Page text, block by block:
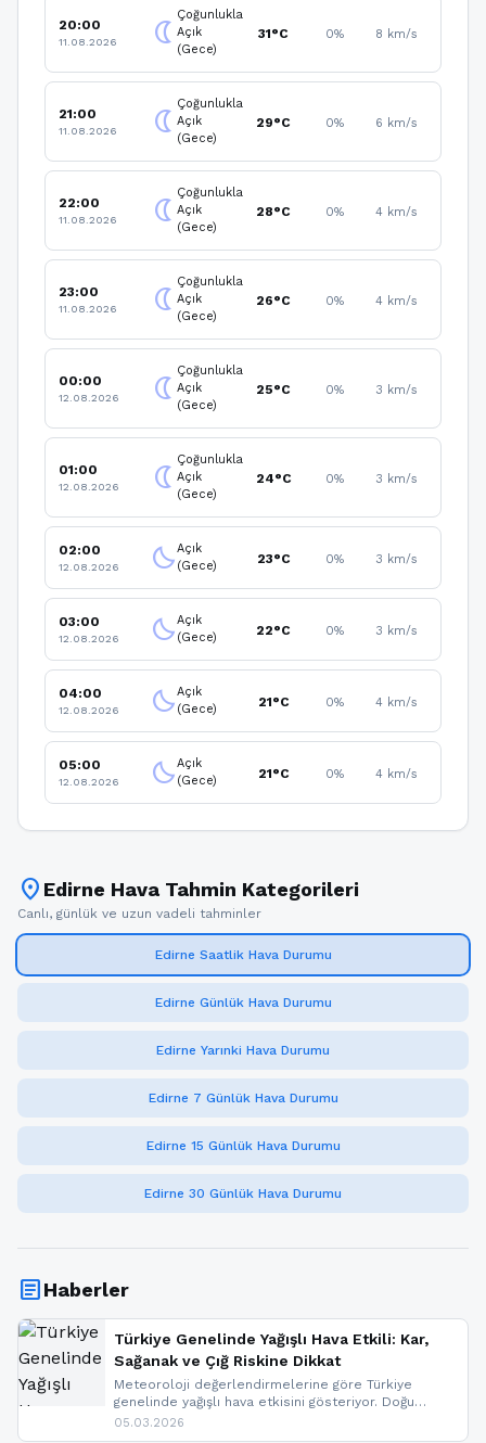
20:00
11.08.2026 nightlight
Çoğunlukla
Açık
(Gece)
31°C 0% 8 km/s
21:00
11.08.2026 nightlight
Çoğunlukla
Açık
(Gece)
29°C 0% 6 km/s
22:00
11.08.2026 nightlight
Çoğunlukla
Açık
(Gece)
28°C 0% 4 km/s
23:00
11.08.2026 nightlight
Çoğunlukla
Açık
(Gece)
26°C 0% 4 km/s
00:00
12.08.2026 nightlight
Çoğunlukla
Açık
(Gece)
25°C 0% 3 km/s
01:00
12.08.2026 nightlight
Çoğunlukla
Açık
(Gece)
24°C 0% 3 km/s
02:00
12.08.2026 clear_nightAçık
(Gece)
23°C 0% 3 km/s
03:00
12.08.2026 clear_nightAçık
(Gece)
22°C 0% 3 km/s
04:00
12.08.2026 clear_nightAçık
(Gece)
21°C 0% 4 km/s
05:00
12.08.2026 clear_nightAçık
(Gece)
21°C 0% 4 km/s
location_on Edirne Hava Tahmin Kategorileri
Canlı, günlük ve uzun vadeli tahminler
Edirne Saatlik Hava Durumu
Edirne Günlük Hava Durumu
Edirne Yarınki Hava Durumu
Edirne 7 Günlük Hava Durumu
Edirne 15 Günlük Hava Durumu
Edirne 30 Günlük Hava Durumu
articleHaberler
Türkiye Genelinde Yağışlı Hava Etkili: Kar,
Sağanak ve Çığ Riskine Dikkat
Meteoroloji değerlendirmelerine göre Türkiye
genelinde yağışlı hava etkisini gösteriyor. Doğu
bölgelerinde kar yağışı beklenirken Marmara ve
05.03.2026